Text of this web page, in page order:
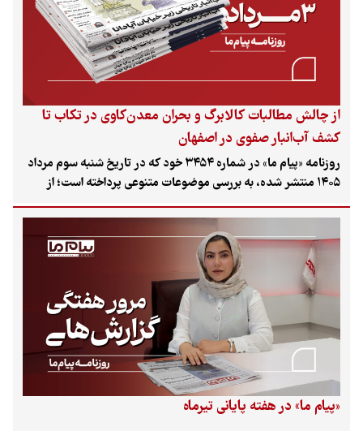
از چالش مطالبات کالابرگ و بحران معدن‌کاوی در تکاب تا
کشف آب‌انبار صفوی در اصفهان
روزنامه «پیام ما» در شماره ۳۴۵۴ خود که در تاریخ شنبه سوم مرداد
۱۴۰۵ منتشر شده، به بررسی موضوعات متنوعی پرداخته است؛ از
بحران مالی فروشندگان خرد در طرح کالابرگ و پیامدهای
زیست‌محیطی معدن‌کاوی در نزدیکی تخت‌سلیمان، تا کشف جدید
باستان‌شناسی در اصفهان، وضعیت نیروگاه زمین‌گرمایی مشگین‌شهر
و درگذشت استاد برجسته موسیقی بلوچستان.
«پیام ما» در هفته پایانی تیرماه